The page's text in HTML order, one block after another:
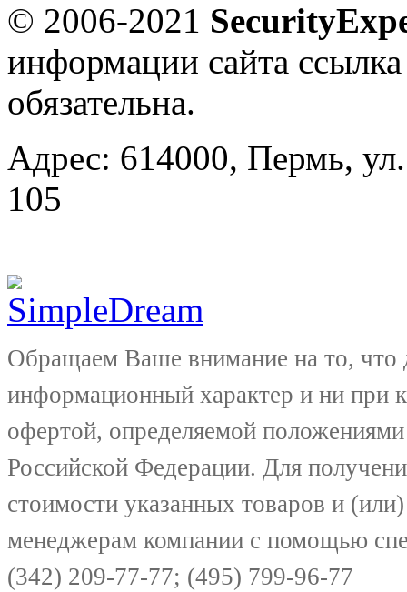
© 2006-2021
информации сайта
обязательна.
Адрес: 614000, Пермь,
105
Обращаем Ваше внимание на то, что
информационный характер и ни при
офертой, определяемой
Российской Федерации. Для
стоимости указанных товаров и
менеджерам компании с помощью
(342) 209-77-77; (495) 799-96-77